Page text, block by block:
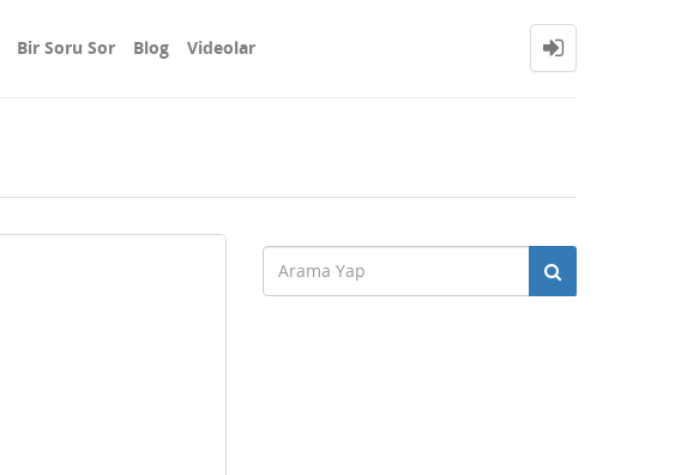
Bir Soru Sor Blog Videolar